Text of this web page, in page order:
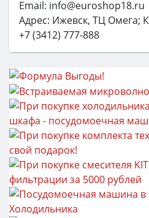
Email: info@euroshop18.ru
Адрес: Ижевск, ТЦ Омега;
+7 (3412) 777-888